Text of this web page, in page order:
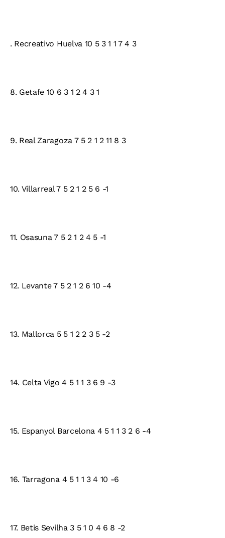
. Recreativo Huelva 10 5 3 1 1 7 4 3
8. Getafe 10 6 3 1 2 4 3 1
9. Real Zaragoza 7 5 2 1 2 11 8 3
10. Villarreal 7 5 2 1 2 5 6 -1
11. Osasuna 7 5 2 1 2 4 5 -1
12. Levante 7 5 2 1 2 6 10 -4
13. Mallorca 5 5 1 2 2 3 5 -2
14. Celta Vigo 4 5 1 1 3 6 9 -3
15. Espanyol Barcelona 4 5 1 1 3 2 6 -4
16. Tarragona 4 5 1 1 3 4 10 -6
17. Betis Sevilha 3 5 1 0 4 6 8 -2